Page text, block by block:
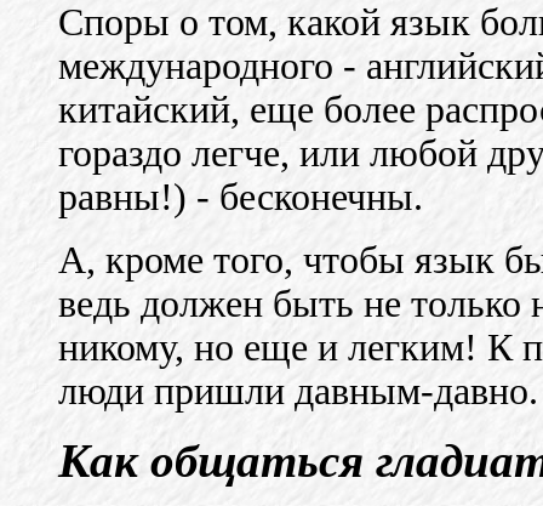
Споры о том, какой язык
международного -
китайский, еще более
гораздо легче, или любой
равны!) - бесконечны.
А, кроме того, чтобы язык
ведь должен быть не только
никому, но еще и легким! К
люди пришли давным-давно.
Как общаться